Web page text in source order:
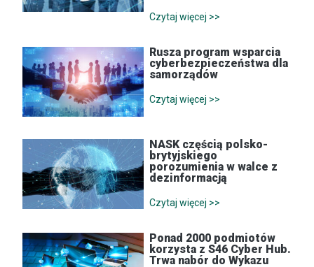
Czytaj więcej >>
Rusza program wsparcia
cyberbezpieczeństwa dla
samorządów
Czytaj więcej >>
NASK częścią polsko-
brytyjskiego
porozumienia w walce z
dezinformacją
Czytaj więcej >>
Ponad 2000 podmiotów
korzysta z S46 Cyber Hub.
Trwa nabór do Wykazu